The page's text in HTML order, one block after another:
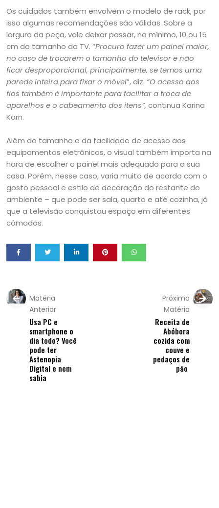
Os cuidados também envolvem o modelo de rack, por
isso algumas recomendações são válidas. Sobre a
largura da peça, vale deixar passar, no mínimo, 10 ou 15
cm do tamanho da TV. “Procuro fazer um painel maior,
no caso de trocarem o tamanho do televisor e não
ficar desproporcional, principalmente, se temos uma
parede inteira para fixar o móvel”, diz. “O acesso aos
fios também é importante para facilitar a troca de
aparelhos e o cabeamento dos itens”,continua Karina
Korn.
Além do tamanho e da facilidade de acesso aos
equipamentos eletrônicos, o visual também importa na
hora de escolher o painel mais adequado para a sua
casa. Porém, nesse caso, varia muito de acordo com o
gosto pessoal e estilo de decoração do restante do
ambiente – que pode ser sala, quarto e até cozinha, já
que a televisão conquistou espaço em diferentes
cômodos.
Matéria
Anterior
Usa PC e
smartphone o
dia todo? Você
pode ter
Astenopia
Digital e nem
sabia
Próxima
Matéria
Receita de
Abóbora
cozida com
couve e
pedaços de
pão